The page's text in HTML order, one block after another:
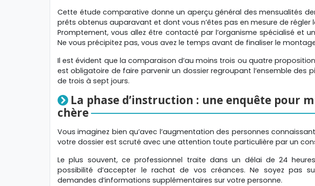
Cette étude comparative donne un aperçu général des mensualités
prêts obtenus auparavant et dont vous n’êtes pas en mesure de régler
Promptement, vous allez être contacté par l’organisme spécialisé et
Ne vous précipitez pas, vous avez le temps avant de finaliser le
Il est évident que la comparaison d’au moins trois ou quatre
est obligatoire de faire parvenir un dossier regroupant l’ensemble
de trois à sept jours.
La phase d’instruction : une enquête pour
chère
Vous imaginez bien qu’avec l’augmentation des personnes
votre dossier est scruté avec une attention toute particulière par un
Le plus souvent, ce professionnel traite dans un délai de 24
possibilité d’accepter le rachat de vos créances. Ne soyez pas
demandes d’informations supplémentaires sur votre personne.